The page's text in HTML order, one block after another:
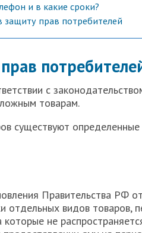
и в какие сроки?
прав потребителей
с
товарам.
существуют
Правительства РФ
отдельных видов товаров,
которые не